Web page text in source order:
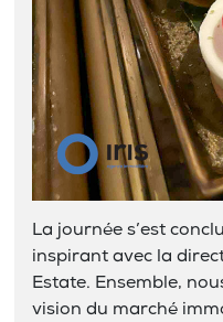
La journée s’est
inspirant avec la
Estate. Ensemble,
vision du marché